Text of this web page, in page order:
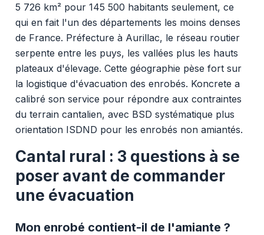
5 726 km² pour 145 500 habitants seulement, ce
qui en fait l'un des départements les moins denses
de France. Préfecture à Aurillac, le réseau routier
serpente entre les puys, les vallées plus les hauts
plateaux d'élevage. Cette géographie pèse fort sur
la logistique d'évacuation des enrobés. Koncrete a
calibré son service pour répondre aux contraintes
du terrain cantalien, avec BSD systématique plus
orientation ISDND pour les enrobés non amiantés.
Cantal rural : 3 questions à se
poser avant de commander
une évacuation
Mon enrobé contient-il de l'amiante ?